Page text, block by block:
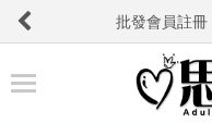
批發會員註冊
品